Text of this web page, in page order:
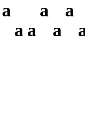
a
a